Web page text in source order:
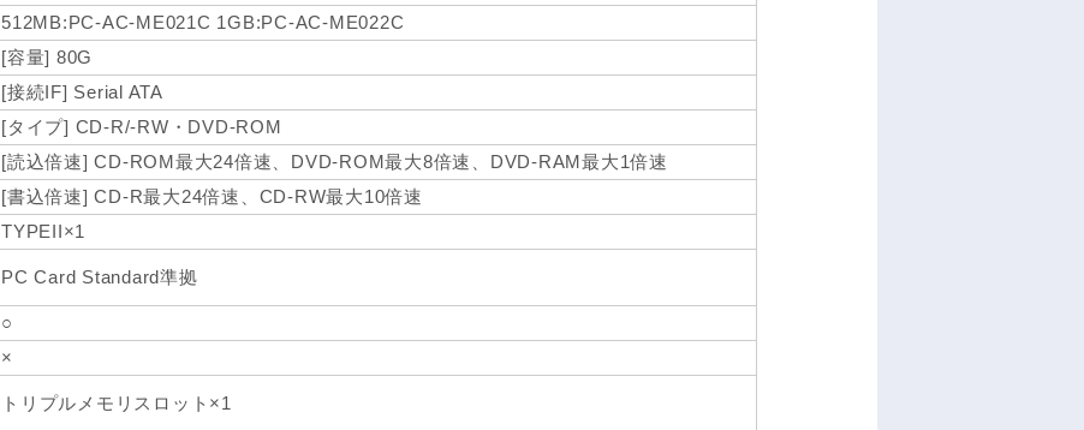
512MB:PC-AC-ME021C 1GB:PC-AC-ME022C
[容量] 80G
[接続IF] Serial ATA
[タイプ] CD-R/-RW・DVD-ROM
[読込倍速] CD-ROM最大24倍速、DVD-ROM最大8倍速、DVD-RAM最大1倍速
[書込倍速] CD-R最大24倍速、CD-RW最大10倍速
TYPEII×1
PC Card Standard準拠
○
×
トリプルメモリスロット×1